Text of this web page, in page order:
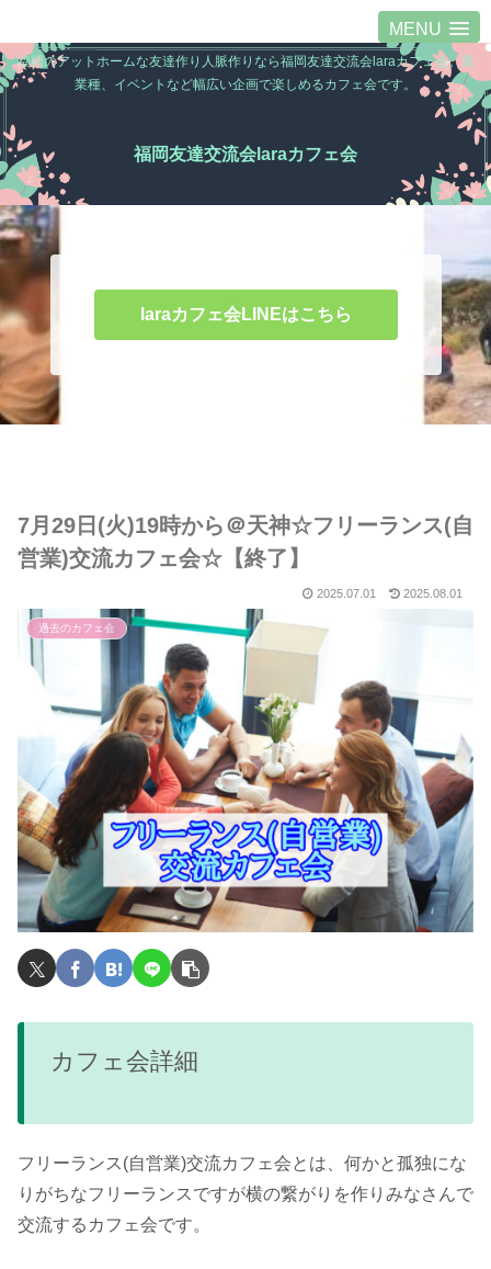
MENU
福岡のアットホームな友達作り人脈作りなら福岡友達交流会laraカフェ会。異
業種、イベントなど幅広い企画で楽しめるカフェ会です。
福岡友達交流会laraカフェ会
laraカフェ会LINEはこちら
7月29日(火)19時から＠天神☆フリーランス(自
営業)交流カフェ会☆【終了】
2025.07.01 2025.08.01
過去のカフェ会
カフェ会詳細
フリーランス(自営業)交流カフェ会とは、何かと孤独にな
りがちなフリーランスですが横の繋がりを作りみなさんで
交流するカフェ会です。